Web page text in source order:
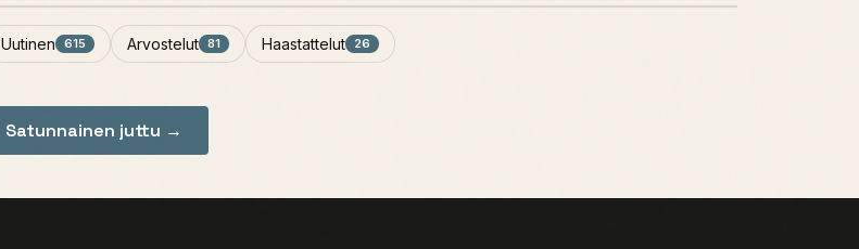
Uutinen 615 Arvostelut 81 Haastattelut 26
Satunnainen juttu →